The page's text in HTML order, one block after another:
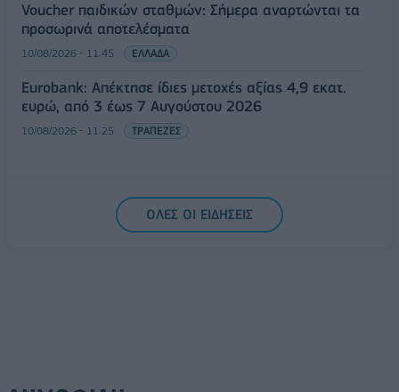
Voucher παιδικών σταθμών: Σήμερα αναρτώνται τα
προσωρινά αποτελέσματα
10/08/2026 - 11:45 ΕΛΛΑΔΑ
Eurobank: Απέκτησε ίδιες μετοχές αξίας 4,9 εκατ.
ευρώ, από 3 έως 7 Αυγούστου 2026
10/08/2026 - 11:25 ΤΡΑΠΕΖΕΣ
ΟΛΕΣ ΟΙ ΕΙΔΗΣΕΙΣ